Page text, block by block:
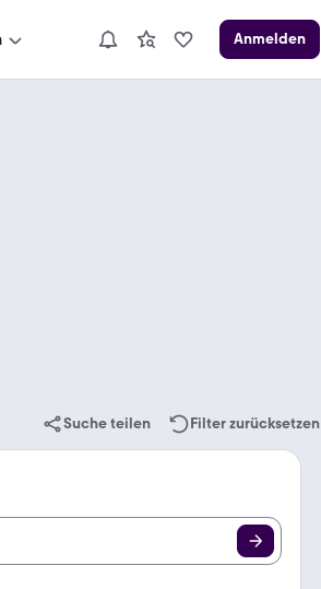
Anmelden
Suche teilen Filter zurücksetzen